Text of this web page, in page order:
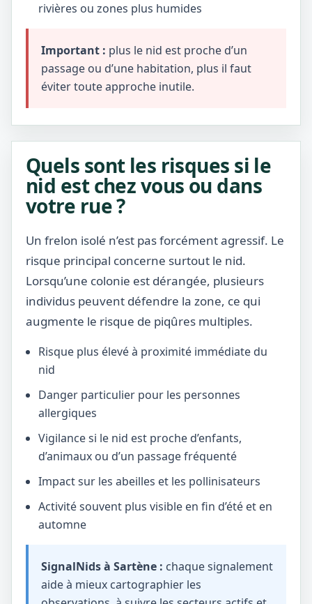
rivières ou zones plus humides
Important : plus le nid est proche d’un
passage ou d’une habitation, plus il faut
éviter toute approche inutile.
Quels sont les risques si le
nid est chez vous ou dans
votre rue ?
Un frelon isolé n’est pas forcément agressif. Le
risque principal concerne surtout le nid.
Lorsqu’une colonie est dérangée, plusieurs
individus peuvent défendre la zone, ce qui
augmente le risque de piqûres multiples.
Risque plus élevé à proximité immédiate du
nid
Danger particulier pour les personnes
allergiques
Vigilance si le nid est proche d’enfants,
d’animaux ou d’un passage fréquenté
Impact sur les abeilles et les pollinisateurs
Activité souvent plus visible en fin d’été et en
automne
SignalNids à Sartène : chaque signalement
aide à mieux cartographier les